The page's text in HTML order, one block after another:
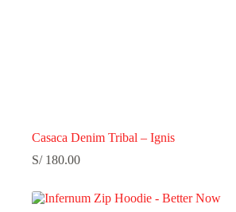
Casaca Denim Tribal – Ignis
S/180.00